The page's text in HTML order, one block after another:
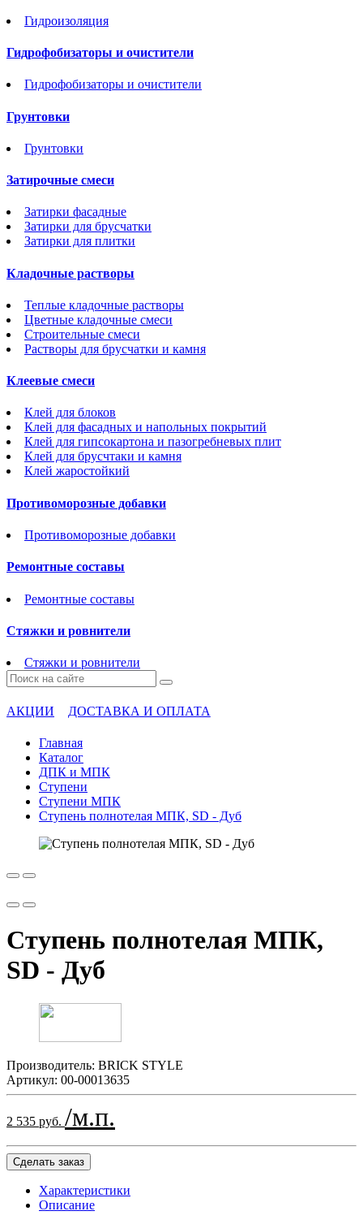
Гидроизоляция
Гидрофобизаторы и очистители
Гидрофобизаторы и очистители
Грунтовки
Грунтовки
Затирочные смеси
Затирки фасадные
Затирки для брусчатки
Затирки для плитки
Кладочные растворы
Теплые кладочные растворы
Цветные кладочные смеси
Строительные смеси
Растворы для брусчатки и камня
Клеевые смеси
Клей для блоков
Клей для фасадных и напольных покрытий
Клей для гипсокартона и пазогребневых плит
Клей для брусчтаки и камня
Клей жаростойкий
Противоморозные добавки
Противоморозные добавки
Ремонтные составы
Ремонтные составы
Стяжки и ровнители
Стяжки и ровнители
АКЦИИ ДОСТАВКА И ОПЛАТА
Главная
Каталог
ДПК и МПК
Ступени
Ступени МПК
Ступень полнотелая МПК, SD - Дуб
Ступень полнотелая МПК,
SD - Дуб
Производитель: BRICK STYLE
Артикул: 00-00013635
2 535 руб. /м.п.
Сделать заказ
Характеристики
Описание